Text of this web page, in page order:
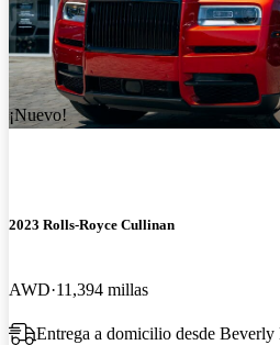
¡Nuevo!
2023 Rolls-Royce Cullinan
AWD 11,394 millas
Entrega a domicilio desde